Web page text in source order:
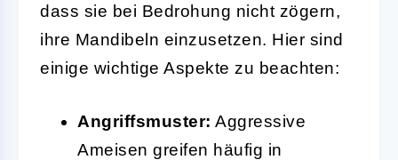
dass sie bei Bedrohung nicht zögern,
ihre Mandibeln einzusetzen. Hier sind
einige wichtige Aspekte zu beachten:
Angriffsmuster: Aggressive
Ameisen greifen häufig in